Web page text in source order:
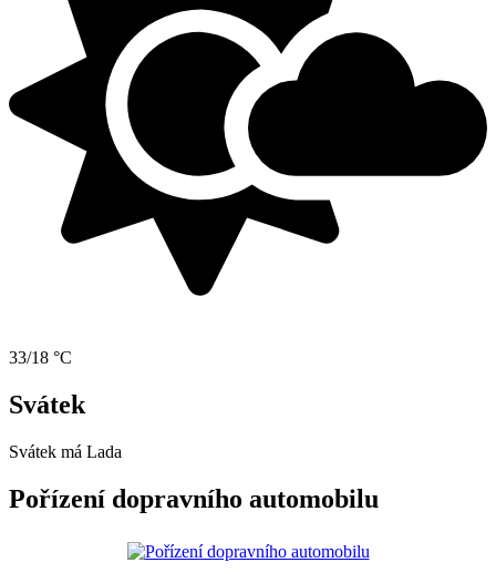
33/18 °C
Svátek
Svátek má Lada
Pořízení dopravního automobilu